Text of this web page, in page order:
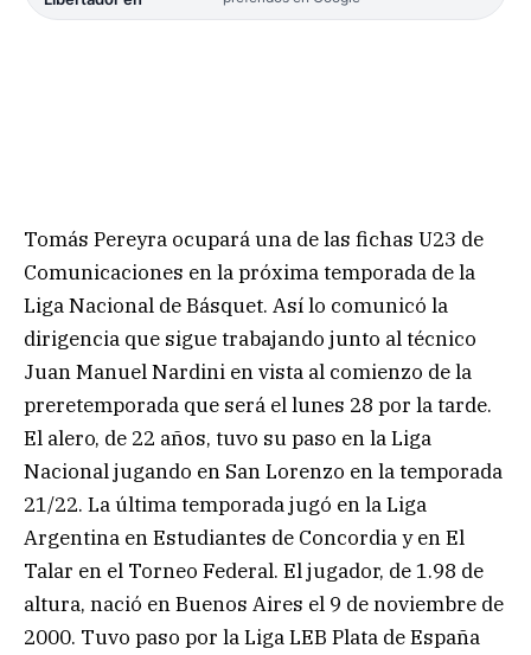
Tomás Pereyra ocupará una de las fichas U23 de
Comunicaciones en la próxima temporada de la
Liga Nacional de Básquet. Así lo comunicó la
dirigencia que sigue trabajando junto al técnico
Juan Manuel Nardini en vista al comienzo de la
preretemporada que será el lunes 28 por la tarde.
El alero, de 22 años, tuvo su paso en la Liga
Nacional jugando en San Lorenzo en la temporada
21/22. La última temporada jugó en la Liga
Argentina en Estudiantes de Concordia y en El
Talar en el Torneo Federal. El jugador, de 1.98 de
altura, nació en Buenos Aires el 9 de noviembre de
2000. Tuvo paso por la Liga LEB Plata de España